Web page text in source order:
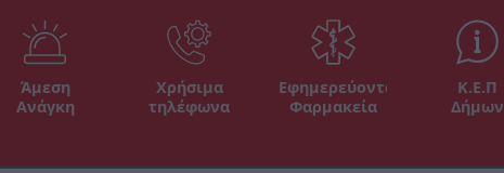
Άμεση
Ανάγκη
Χρήσιμα
τηλέφωνα
Εφημερεύοντα
Φαρμακεία
Κ.Ε.Π
Δήμων